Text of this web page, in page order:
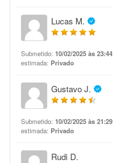
Lucas M.
Submetido: 10/02/2025 às 23:44
estimada: Privado
Gustavo J.
Submetido: 10/02/2025 às 21:29
estimada: Privado
Rudi D.